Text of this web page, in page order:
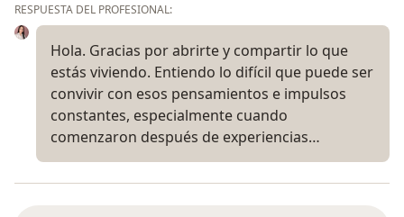
RESPUESTA DEL PROFESIONAL:
Hola. Gracias por abrirte y compartir lo que
estás viviendo. Entiendo lo difícil que puede ser
convivir con esos pensamientos e impulsos
constantes, especialmente cuando
comenzaron después de experiencias…